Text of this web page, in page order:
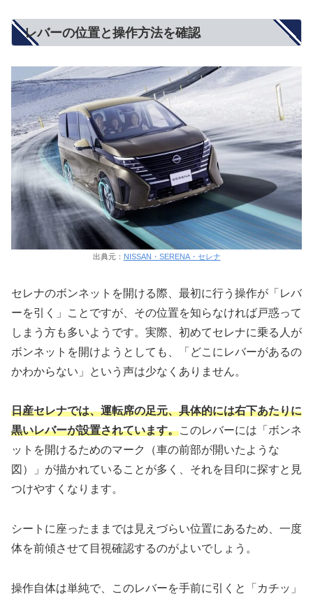
レバーの位置と操作方法を確認
出典元： NISSAN・SERENA・セレナ
セレナのボンネットを開ける際、最初に行う操作が「レバ
ーを引く」ことですが、その位置を知らなければ戸惑って
しまう方も多いようです。実際、初めてセレナに乗る人が
ボンネットを開けようとしても、「どこにレバーがあるの
かわからない」という声は少なくありません。
日産セレナでは、運転席の足元、具体的には右下あたりに
黒いレバーが設置されています。このレバーには「ボンネ
ットを開けるためのマーク（車の前部が開いたような
図）」が描かれていることが多く、それを目印に探すと見
つけやすくなります。
シートに座ったままでは見えづらい位置にあるため、一度
体を前傾させて目視確認するのがよいでしょう。
操作自体は単純で、このレバーを手前に引くと「カチッ」